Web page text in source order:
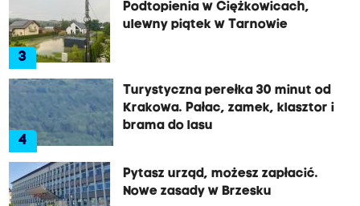
3
Podtopienia w Ciężkowicach,
ulewny piątek w Tarnowie
4
Turystyczna perełka 30 minut od
Krakowa. Pałac, zamek, klasztor i
brama do lasu
Pytasz urząd, możesz zapłacić.
Nowe zasady w Brzesku